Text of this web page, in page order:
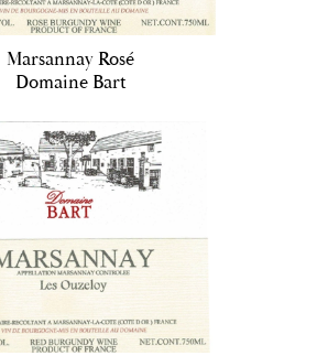
Marsannay Rosé
Domaine Bart